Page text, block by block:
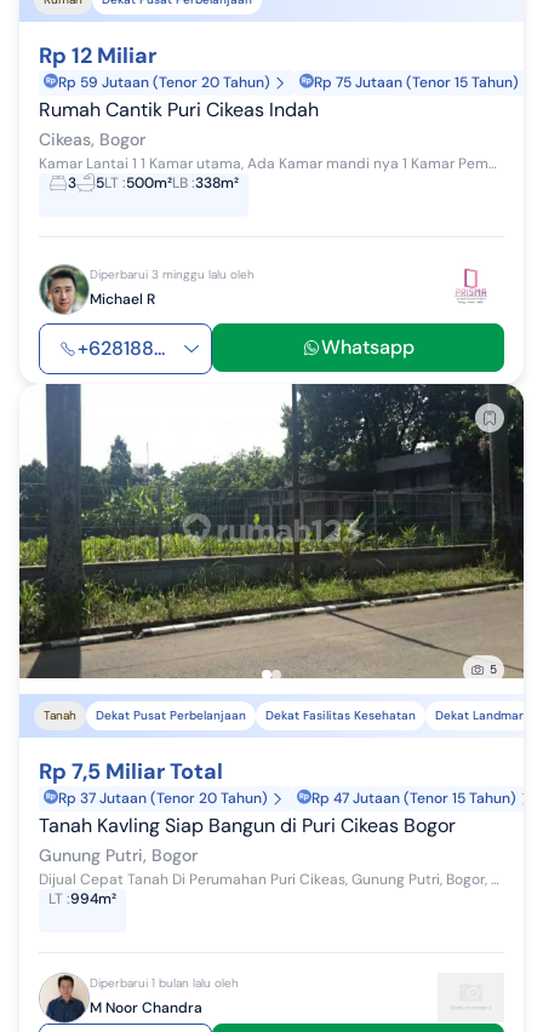
Rp 12 Miliar
Rp 59 Jutaan (Tenor 20 Tahun) Rp 75 Jutaan (Tenor 15 Tahun)
Rumah Cantik Puri Cikeas Indah
Cikeas, Bogor
Kamar Lantai 1 1 Kamar utama, Ada Kamar mandi nya 1 Kamar Pembantu Kamar Lantai 2 2 Kamar besar ( ada Kamar mandi dlm ) 2 Kamar kecil ...
3
5LT:500m²LB:338m²
Diperbarui 3 minggu lalu oleh
Michael R
+628188... Whatsapp
5
Tanah Dekat Pusat Perbelanjaan Dekat Fasilitas Kesehatan Dekat Landmark
Rp 7,5 Miliar Total
Rp 37 Jutaan (Tenor 20 Tahun) Rp 47 Jutaan (Tenor 15 Tahun)
Tanah Kavling Siap Bangun di Puri Cikeas Bogor
Gunung Putri, Bogor
Dijual Cepat Tanah Di Perumahan Puri Cikeas, Gunung Putri, Bogor, Jabar. (MNC) Luas Tanah : 994 m² Surat SHM (1 sertipikat) Sudah dipagar ke...
LT:994m²
Diperbarui 1 bulan lalu oleh
M Noor Chandra